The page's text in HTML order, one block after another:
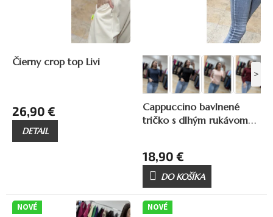
Čierny crop top Livi
26,90 €
DETAIL
>
Cappuccino bavlnené
tričko s dlhým rukávom
18,90 €
DO KOŠÍKA
NOVÉ NOVÉ